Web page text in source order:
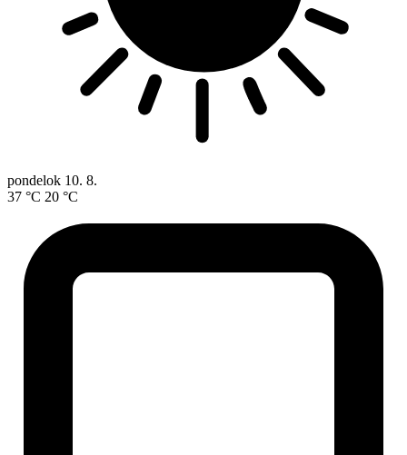
pondelok 10. 8.
37 °C 20 °C